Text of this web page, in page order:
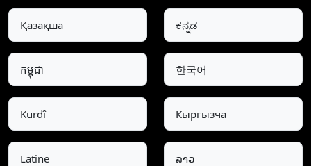
Қазақша ಕನ್ನಡ
កម្ពុជា 한국어
Kurdî Кыргызча
Latine ລາວ